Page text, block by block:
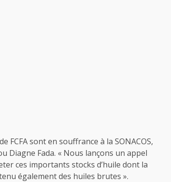
FCFA sont en souffrance à la SONACOS,
Diagne Fada. « Nous lançons un appel
ces importants stocks d’huile dont la
également des huiles brutes ».